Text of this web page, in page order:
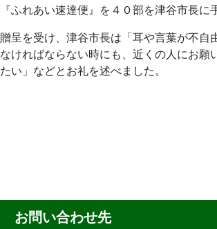
『ふれあい速達便』を４０部を津谷市長に
贈呈を受け、津谷市長は「耳や言葉が不
なければならない時にも、近くの人にお
たい」などとお礼を述べました。
お問い合わせ先